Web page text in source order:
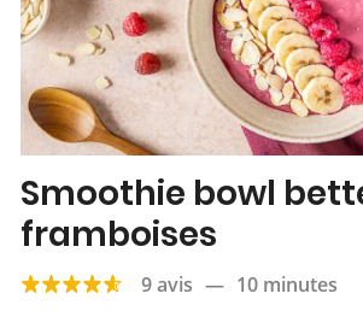
Smoothie bowl
framboises
9 avis — 10 minutes